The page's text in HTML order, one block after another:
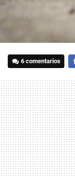
6 comentarios